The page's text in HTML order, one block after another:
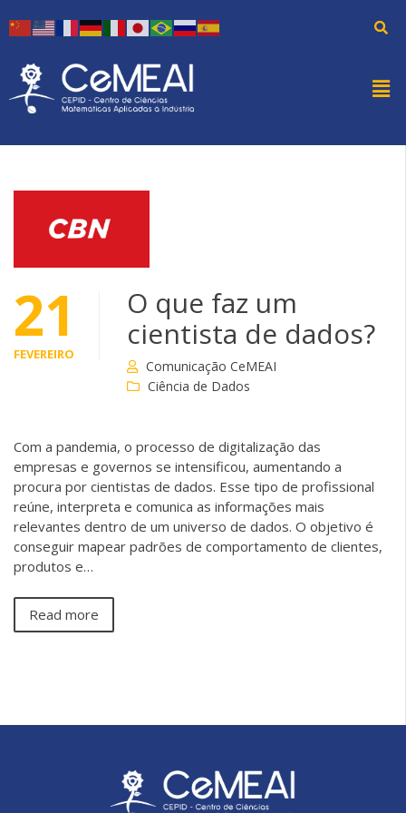
21
FEVEREIRO
O que faz um
cientista de dados?
Comunicação CeMEAI
Ciência de Dados
Com a pandemia, o processo de digitalização das
empresas e governos se intensificou, aumentando a
procura por cientistas de dados. Esse tipo de profissional
reúne, interpreta e comunica as informações mais
relevantes dentro de um universo de dados. O objetivo é
conseguir mapear padrões de comportamento de clientes,
produtos e…
Read more